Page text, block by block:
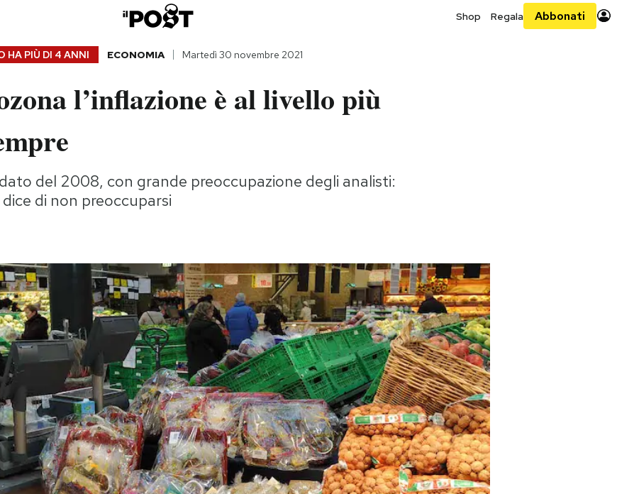
Shop Regala Abbonati
HA PIÙ DI 4 ANNI ECONOMIA Martedì 30 novembre 2021
l’inflazione è al livello più
del 2008, con grande preoccupazione degli analisti:
di non preoccuparsi